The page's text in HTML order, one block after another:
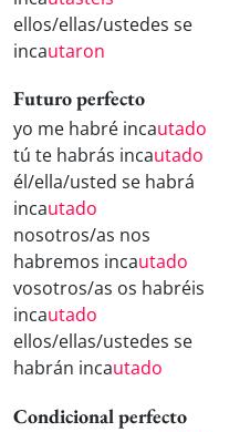
ellos/ellas/ustedes se
incautaron
Futuro perfecto
yo me habré incautado
tú te habrás incautado
él/ella/usted se habrá
incautado
nosotros/as nos
habremos incautado
vosotros/as os habréis
incautado
ellos/ellas/ustedes se
habrán incautado
Condicional perfecto